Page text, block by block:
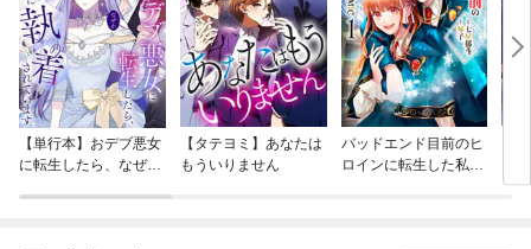
【単行本】おデブ悪女
に転生したら、なぜか
【タテヨミ】あなたは
もういりません
バッドエンド目前のヒ
ロインに転生した私、